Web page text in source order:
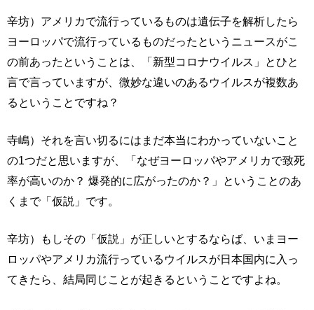
辛坊）アメリカで流行っているものは遺伝子を解析したら
ヨーロッパで流行っているものだったというニュースがこ
の前あったということは、「新型コロナウイルス」とひと
言で言っていますが、微妙な違いのあるウイルスが複数あ
るということですね？
寺嶋）それを言い切るにはまだ本当にわかっていないこと
の1つだと思いますが、「なぜヨーロッパやアメリカで致死
率が高いのか？ 爆発的に広がったのか？」ということのあ
くまで「仮説」です。
辛坊）もしその「仮説」が正しいとするならば、いまヨー
ロッパやアメリカ流行っているウイルスが日本国内に入っ
てきたら、結局同じことが起きるということですよね。